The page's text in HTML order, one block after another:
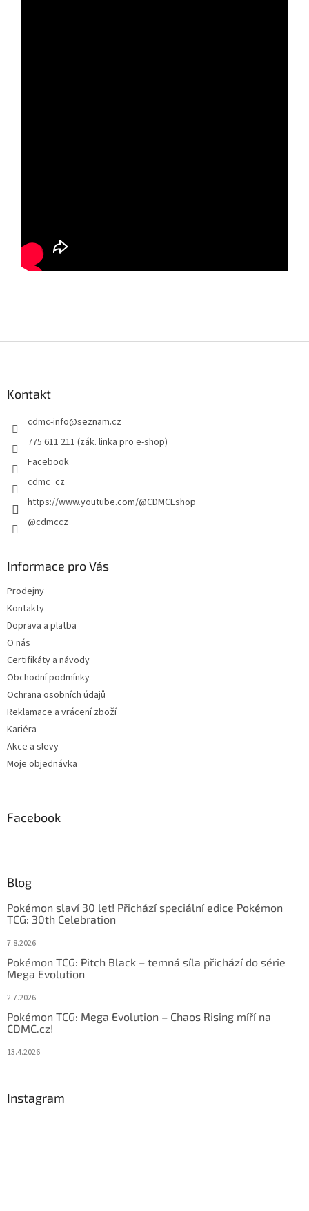
Kontakt
cdmc-info@seznam.cz
775 611 211 (zák. linka pro e-shop)
Facebook
cdmc_cz
https://www.youtube.com/@CDMCEshop
@cdmccz
Informace pro Vás
Prodejny
Kontakty
Doprava a platba
O nás
Certifikáty a návody
Obchodní podmínky
Ochrana osobních údajů
Reklamace a vrácení zboží
Kariéra
Akce a slevy
Moje objednávka
Facebook
Blog
Pokémon slaví 30 let! Přichází speciální edice Pokémon
TCG: 30th Celebration
7.8.2026
Pokémon TCG: Pitch Black – temná síla přichází do série
Mega Evolution
2.7.2026
Pokémon TCG: Mega Evolution – Chaos Rising míří na
CDMC.cz!
13.4.2026
Instagram